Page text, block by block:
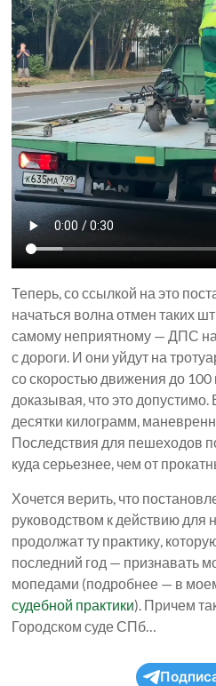
Теперь, со ссылкой на это
начаться волна отмен таких
самому неприятному — ДПС
с дороги. И они уйдут на
со скоростью движения до
доказывая, что это допустимо.
десятки килограмм,
Последствия для пешеходов
куда серьезнее, чем от
Хочется верить, что
руководством к действию для
продолжат ту практику,
последний год — признавать
мопедами (подробнее — в
судебной практики). Причем
Городском суде СПб…